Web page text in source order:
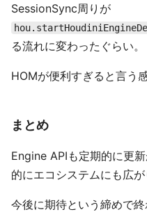
SessionSync周りが
る流れに変わったぐらい。
HOMが便利すぎると言う
まとめ
Engine APIも定期的に更
的にエコシステムにも広
今後に期待という締めで終